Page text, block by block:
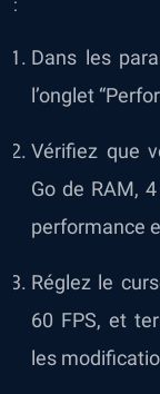
:
Dans les
l’onglet
Vérifiez que
Go de RAM,
performance
Réglez le
60 FPS, et
les